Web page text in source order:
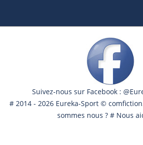
Suivez-nous sur Facebook :
# 2014 - 2026 Eureka-Sport ©
sommes nous ?# Nous